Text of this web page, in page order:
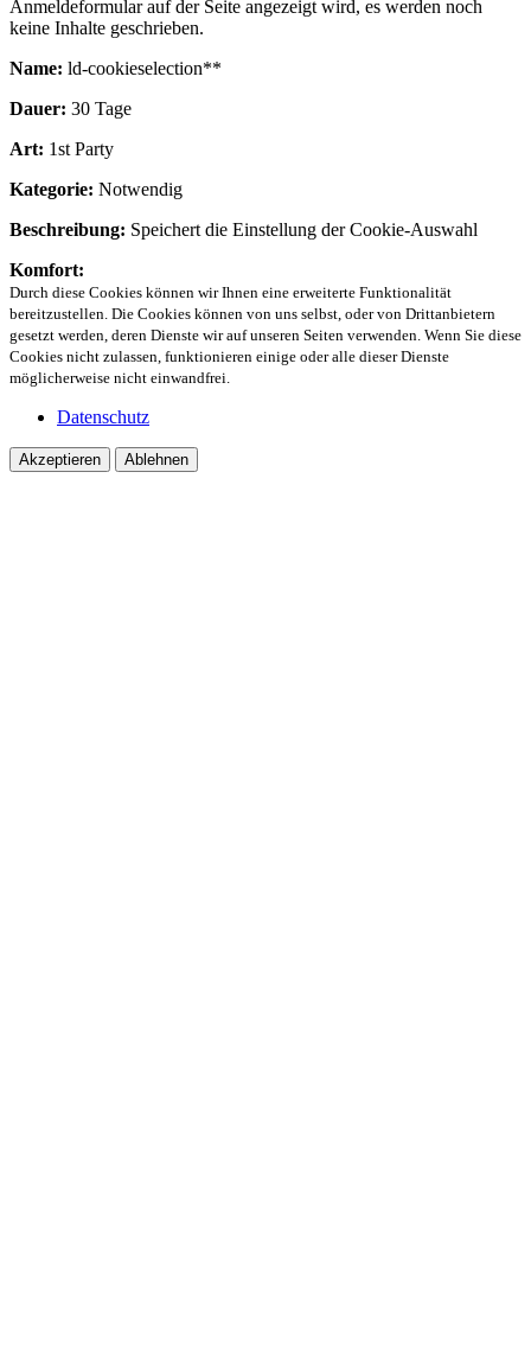
Anmeldeformular auf der Seite angezeigt wird, es werden noch
keine Inhalte geschrieben.
Name: ld-cookieselection**
Dauer: 30 Tage
Art: 1st Party
Kategorie: Notwendig
Beschreibung: Speichert die Einstellung der Cookie-Auswahl
Komfort:
Durch diese Cookies können wir Ihnen eine erweiterte Funktionalität
bereitzustellen. Die Cookies können von uns selbst, oder von Drittanbietern
gesetzt werden, deren Dienste wir auf unseren Seiten verwenden. Wenn Sie diese
Cookies nicht zulassen, funktionieren einige oder alle dieser Dienste
möglicherweise nicht einwandfrei.
Datenschutz
Akzeptieren Ablehnen